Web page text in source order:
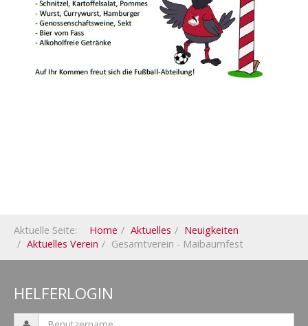
Aktuelle Seite: Home Aktuelles
Neuigkeiten
Aktuelles Verein
Gesamtverein - Maibaumfest
HELFERLOGIN